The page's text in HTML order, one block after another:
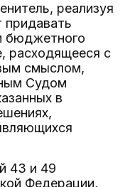
реализуя
бюджетного
расходящееся с
смыслом,
Судом
в
43 и 49
Федерации,